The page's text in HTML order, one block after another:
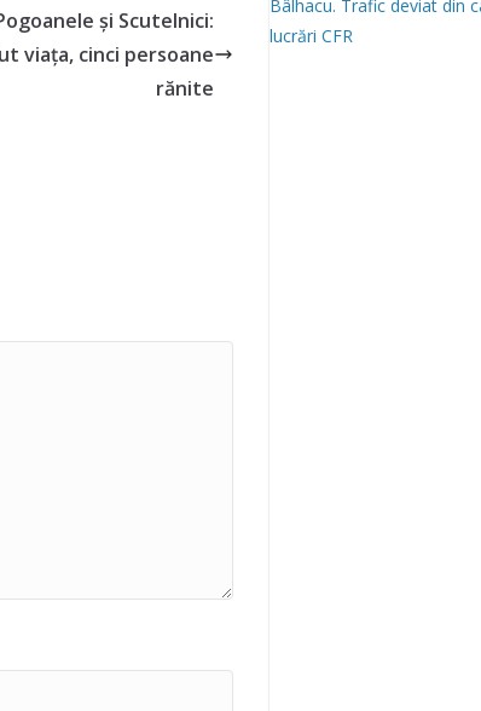
și Scutelnici:
viața, cinci persoane
rănite